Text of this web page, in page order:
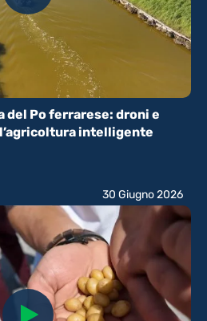
del Po ferrarese: droni e
intelligente
30 Giugno 2026